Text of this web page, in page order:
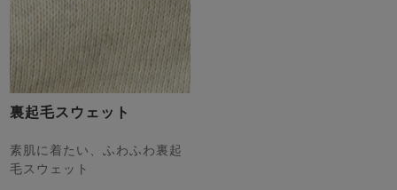
裏起毛スウェット
素肌に着たい、ふわふわ裏起
毛スウェット